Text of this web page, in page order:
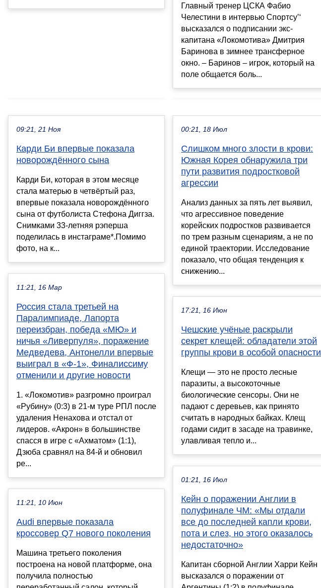
Главный тренер ЦСКА Фабио
Челестини в интервью Спортсу’‘
высказался о подписании экс-
капитана «Локомотива» Дмитрия
Баринова в зимнее трансферное
окно. – Баринов – игрок, который на
поле общается боль...
09:21, 21 Ноя
Карди Би впервые показала
новорождённого сына
Карди Би, которая в этом месяце
стала матерью в четвёртый раз,
впервые показала новорождённого
сына от футболиста Стефона Диггза.
Снимками 33-летняя рэперша
поделилась в инстаграме*.Помимо
фото, на к...
11:21, 16 Мар
Россия стала третьей на
Паралимпиаде, Лапорта
переизбран, победа «МЮ» и
ничья «Ливерпуля», поражение
Медведева, Антонелли впервые
выиграл в «Ф-1», Финалиссиму
отменили и другие новости
1. «Локомотив» разгромно проиграл
«Рубину» (0:3) в 21-м туре РПЛ после
удаления Ненахова и отстал от
лидеров. «Акрон» в большинстве
спасся в игре с «Ахматом» (1:1),
Дзюба сравнял на 84-й и обновил
ре...
11:21, 10 Июн
Audi впервые показала
кроссовер Q7 нового поколения
Машина третьего поколения
построена на новой платформе, она
получила полностью
00:21, 18 Июл
Слишком много злости в крови:
Южная Корея обнаружила три
пути развития подростковой
агрессии
Анализ данных за пять лет выявил,
что агрессивное поведение
корейских подростков развивается
по трем разным сценариям, а не по
единой траектории. Исследование
показало, что общая тенденция к
снижению...
17:21, 16 Июн
Чешские учёные раскрыли
секрет клещей: обладатели этой
группы крови в особой опасности
Клещи — это не просто лесные
паразиты, а высокоточные
биологические сенсоры. Они не
падают с деревьев, как принято
считать в народных байках. Клещ
годами сидит в засаде на травинке,
улавливая тепло и...
01:21, 16 Июл
Кейн о поражении Англии в
полуфинале ЧМ: «Мы отдали
все до последней капли крови,
пота и слез, но этого оказалось
недостаточно»
Капитан сборной Англии Харри Кейн
высказался о поражении от